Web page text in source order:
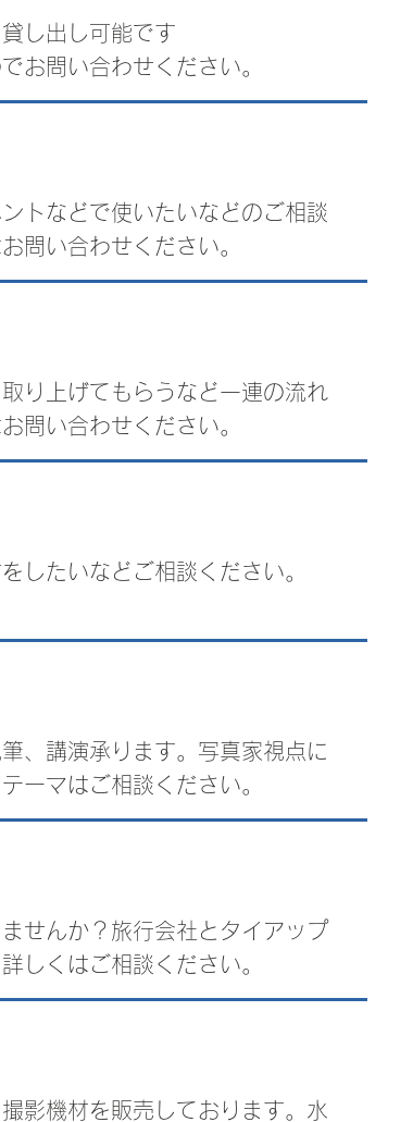
し出し可能です
お問い合わせください。
トなどで使いたいなどのご相談
問い合わせください。
り上げてもらうなど一連の流れ
問い合わせください。
したいなどご相談ください。
、講演承ります。写真家視点に
ーマはご相談ください。
せんか？旅行会社とタイアップ
しくはご相談ください。
影機材を販売しております。水